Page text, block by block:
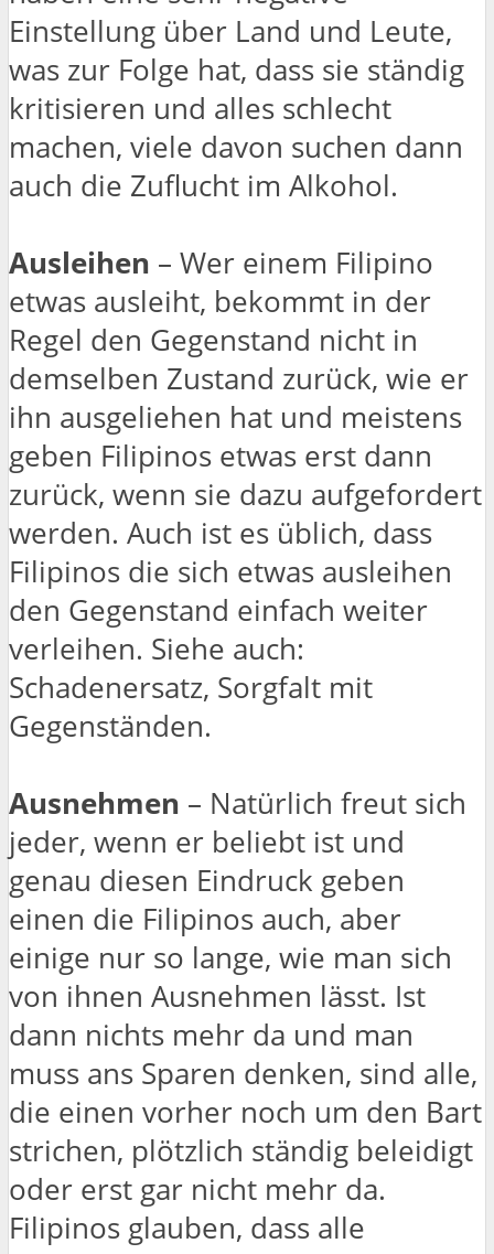
Einstellung über Land und Leute,
was zur Folge hat, dass sie ständig
kritisieren und alles schlecht
machen, viele davon suchen dann
auch die Zuflucht im Alkohol.
Ausleihen – Wer einem Filipino
etwas ausleiht, bekommt in der
Regel den Gegenstand nicht in
demselben Zustand zurück, wie er
ihn ausgeliehen hat und meistens
geben Filipinos etwas erst dann
zurück, wenn sie dazu aufgefordert
werden. Auch ist es üblich, dass
Filipinos die sich etwas ausleihen
den Gegenstand einfach weiter
verleihen. Siehe auch:
Schadenersatz, Sorgfalt mit
Gegenständen.
Ausnehmen – Natürlich freut sich
jeder, wenn er beliebt ist und
genau diesen Eindruck geben
einen die Filipinos auch, aber
einige nur so lange, wie man sich
von ihnen Ausnehmen lässt. Ist
dann nichts mehr da und man
muss ans Sparen denken, sind alle,
die einen vorher noch um den Bart
strichen, plötzlich ständig beleidigt
oder erst gar nicht mehr da.
Filipinos glauben, dass alle